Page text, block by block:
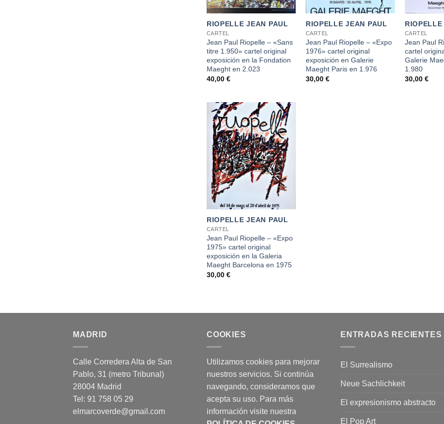
+
RIOPELLE JEAN PAUL
CARTEL
Jean Paul Riopelle – «Sans
titre 1.950» cartel original
exposición en la Fondation
Maeght en 2.023
40,00 €
RIOPELLE JEAN PAUL
CARTEL
Jean Paul Riopelle – «Expo
1976» cartel original
exposición en Galerie
Maeght Paris en 1.976
30,00 €
CARTEL
Jean Paul
cartel
Galerie
1.980
30,00 €
RIOPELLE JEAN PAUL
CARTEL
Jean Paul Riopelle – «Expo
1975» cartel original
exposición en la Galeria
Maeght Barcelona en 1975
30,00 €
MADRID
Calle Corredera Alta de San
Pablo, 31 (metro Tribunal)
28004 Madrid
Tel: 91 758 05 29
elmarcoverde@gmail.com
COOKIES
Utilizamos cookies para mejorar
nuestros servicios. Si continúa
navegando, consideramos que
acepta su uso. Para más
información visite nuestra
ENTRADAS RECIENTES
El Surrealismo
Neue Sachlichkeit
El expresionismo abstracto
El Pop Art